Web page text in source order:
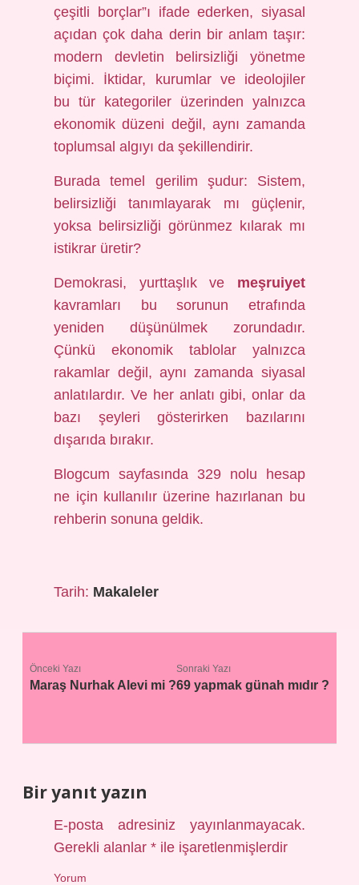
çeşitli borçlar”ı ifade ederken, siyasal
açıdan çok daha derin bir anlam taşır:
modern devletin belirsizliği yönetme
biçimi. İktidar, kurumlar ve ideolojiler
bu tür kategoriler üzerinden yalnızca
ekonomik düzeni değil, aynı zamanda
toplumsal algıyı da şekillendirir.
Burada temel gerilim şudur: Sistem,
belirsizliği tanımlayarak mı güçlenir,
yoksa belirsizliği görünmez kılarak mı
istikrar üretir?
Demokrasi, yurttaşlık ve meşruiyet
kavramları bu sorunun etrafında
yeniden düşünülmek zorundadır.
Çünkü ekonomik tablolar yalnızca
rakamlar değil, aynı zamanda siyasal
anlatılardır. Ve her anlatı gibi, onlar da
bazı şeyleri gösterirken bazılarını
dışarıda bırakır.
Blogcum sayfasında 329 nolu hesap
ne için kullanılır üzerine hazırlanan bu
rehberin sonuna geldik.
Tarih: Makaleler
Önceki Yazı
Maraş Nurhak Alevi mi ?
Sonraki Yazı
69 yapmak günah mıdır ?
Bir yanıt yazın
E-posta adresiniz yayınlanmayacak.
Gerekli alanlar* ile işaretlenmişlerdir
Yorum